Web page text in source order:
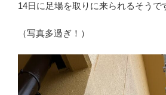
14日に足場を取りに来られるそうで
（写真多過ぎ！）